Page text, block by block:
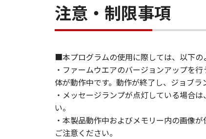
注意・制限事項
■本プログラムの使用に際しては、以下の
・ファームウエアのバージョンアップを
体が動作中です。動作が終了し、ジョブラ
・メッセージランプが点灯している場合
い。
・本製品動作中およびメモリー内の画像
ご注意ください。